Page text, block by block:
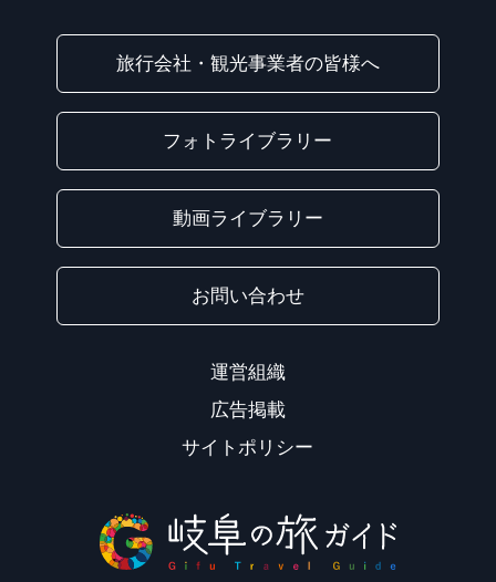
旅行会社・観光事業者の皆様へ
フォトライブラリー
動画ライブラリー
お問い合わせ
運営組織
広告掲載
サイトポリシー